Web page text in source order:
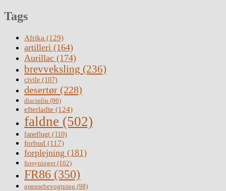
Tags
Afrika (129)
artilleri (164)
Aurillac (174)
brevveksling (236)
civile (107)
desertør (228)
disciplin (96)
efterladte (124)
faldne (502)
faneflugt (110)
forbud (117)
forplejning (181)
forsyninger(102)
FR86 (350)
grænsebevogtning (98)